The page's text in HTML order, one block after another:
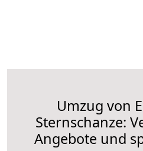
Umzug von
Sternschanze:
Angebote und